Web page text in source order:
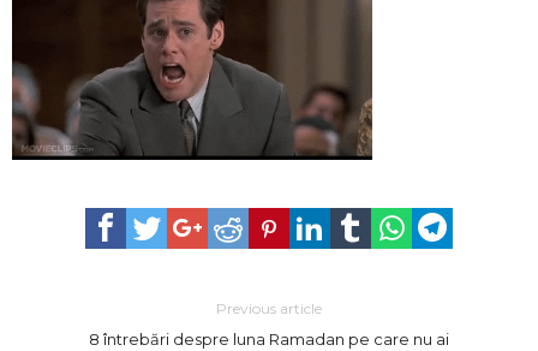
Previous article
8 întrebări despre luna Ramadan pe care nu ai